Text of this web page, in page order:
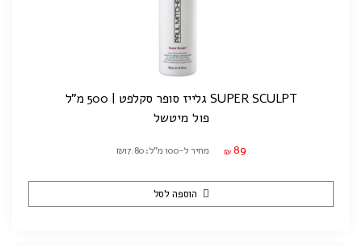
SUPER SCULPT גלייז סופר סקלפט | 500 מ"ל
פול מיטשל
₪ 89 מחיר ל-100 מ"ל: ₪17.80
הוספה לסל